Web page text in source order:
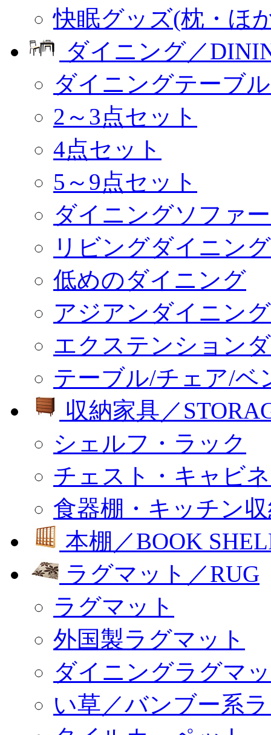
快眠グッズ(枕・ほ
ダイニング／
ダイニングテーブ
2～3点セット
4点セット
5～9点セット
ダイニングソファ
リビングダイニン
低めのダイニング
アジアンダイニング
エクステンション
テーブル/チェア/ベ
収納家具／
シェルフ・ラック
チェスト・キャビ
食器棚・キッチン
本棚／BOOK
ラグマット／RUG
ラグマット
外国製ラグマット
ダイニングラグマ
い草／バンブー系